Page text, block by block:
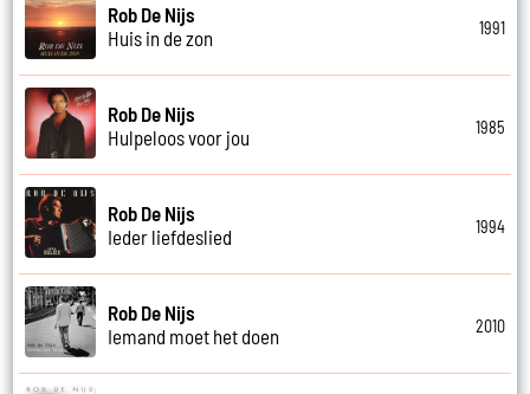
Rob De Nijs
Huis in de zon
1991
Rob De Nijs
Hulpeloos voor jou
1985
Rob De Nijs
Ieder liefdeslied
1994
Rob De Nijs
Iemand moet het doen
2010